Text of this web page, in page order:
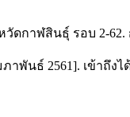
ดกาฬสินธุ์ รอบ 2-
าพันธ์ 2561]. เข้าถึงไ